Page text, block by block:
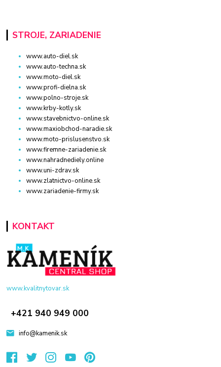
STROJE, ZARIADENIE
www.auto-diel.sk
www.auto-techna.sk
www.moto-diel.sk
www.profi-dielna.sk
www.polno-stroje.sk
www.krby-kotly.sk
www.stavebnictvo-online.sk
www.maxiobchod-naradie.sk
www.moto-prislusenstvo.sk
www.firemne-zariadenie.sk
www.nahradnediely.online
www.uni-zdrav.sk
www.zlatnictvo-online.sk
www.zariadenie-firmy.sk
KONTAKT
www.kvalitnytovar.sk
+421 940 949 000
info@kamenik.sk